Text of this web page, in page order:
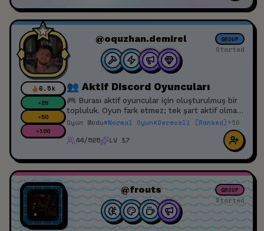
beni (Sinem) bulabilir, uygun bir masaya
yönlendiririm. 📍 18 yaş ve üzeri katılımcılar
6.5k
+25
+50
+100
@oquzhan.demirel GROUP
Started
👥 Aktif Discord Oyuncuları
🎮 Burası aktif oyuncular için oluşturulmuş bir
topluluk. Oyun fark etmez; tek şart aktif olmak
ve oyun oynamak. İstediğin zaman havuzdan bir
ekip arkadaşı bulabilir, birlikte oyuna girebilirsin.
Toxic olmayan ve saygılı oyuncular arıyoruz. 🚀
Oyun Modu#Normal Oyun#Dereceli (Ranked)+10
44/525 LV 17
@frouts GROUP
Started